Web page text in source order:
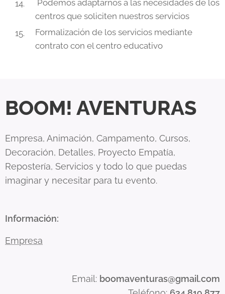
Podemos adaptarnos a las necesidades de los
centros que soliciten nuestros servicios
Formalización de los servicios mediante
contrato con el centro educativo
BOOM! AVENTURAS
Empresa, Animación, Campamento, Cursos,
Decoración, Detalles, Proyecto Empatía,
Repostería, Servicios y todo lo que puedas
imaginar y necesitar para tu evento.
Información:
Empresa
Email: boomaventuras@gmail.com